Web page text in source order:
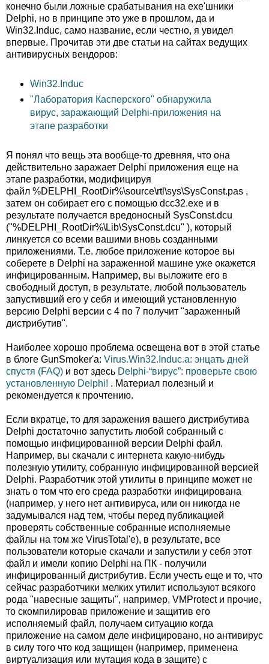
конечно были ложные срабатывания на exe'шники
Delphi, но в принципе это уже в прошлом, да и
Win32.Induc, само название, если честно, я увидел
впервые. Прочитав эти две статьи на сайтах ведущих
антивирусных вендоров:
Win32.Induc
"Лаборатория Касперского" обнаружила
вирус, заражающий Delphi-приложения на
этапе разработки
Я понял что вещь эта вообще-то древняя, что она
действительно заражает Delphi приложения еще на
этапе разработки, модифицируя
файл %DELPHI_RootDir%\source\rtl\sys\SysConst.pas ,
затем он собирает его с помощью dcc32.exe и в
результате получается вредоносный SysConst.dcu
("%DELPHI_RootDir%\Lib\SysConst.dcu" ), который
линкуется со всеми вашими вновь созданными
приложениями. Т.е. любое приложение которое вы
соберете в Delphi на зараженной машине уже окажется
инфицированным. Например, вы выложите его в
свободный доступ, в результате, любой пользователь
запустивший его у себя и имеющий установленную
версию Delphi версии с 4 по 7 получит "зараженный
дистрибутив".
Наиболее хорошо проблема освещена вот в этой статье
в блоге GunSmoker'а: Virus.Win32.Induc.a: энцать дней
спустя (FAQ) и вот здесь Delphi-“вирус”: проверьте свою
установленную Delphi! . Материал полезный и
рекомендуется к прочтению.
Если вкратце, то для заражения вашего дистрибутива
Delphi достаточно запустить любой собранный с
помощью инфицированной версии Delphi файл.
Например, вы скачали с интернета какую-нибудь
полезную утилиту, собранную инфицированной версией
Delphi. Разработчик этой утилиты в принципе может не
знать о том что его среда разработки инфицирована
(например, у него нет антивируса, или он никогда не
задумывался над тем, чтобы перед публикацией
проверять собственные собранные исполняемые
файлы на том же VirusTotal'е), в результате, все
пользователи которые скачали и запустили у себя этот
файл и имели копию Delphi на ПК - получили
инфицированный дистрибутив. Если учесть еще и то, что
сейчас разработчики мелких утилит используют всякого
рода "навесные защиты", например, VMProtect и прочие,
то скомпилировав приложение и защитив его
исполняемый файл, получаем ситуацию когда
приложение на самом деле инфицировано, но антивирус
в силу того что код защищен (например, применена
виртуализация или мутация кода в защите) с